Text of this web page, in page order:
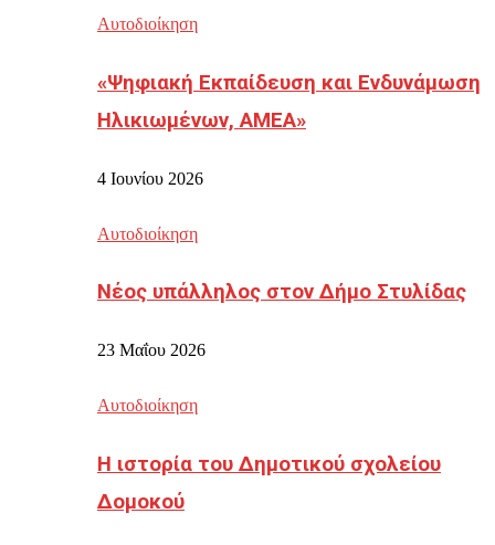
Αυτοδιοίκηση
«Ψηφιακή Εκπαίδευση και Ενδυνάμωση
Ηλικιωμένων, ΑΜΕΑ»
4 Ιουνίου 2026
Αυτοδιοίκηση
Νέος υπάλληλος στον Δήμο Στυλίδας
23 Μαΐου 2026
Αυτοδιοίκηση
Η ιστορία του Δημοτικού σχολείου
Δομοκού